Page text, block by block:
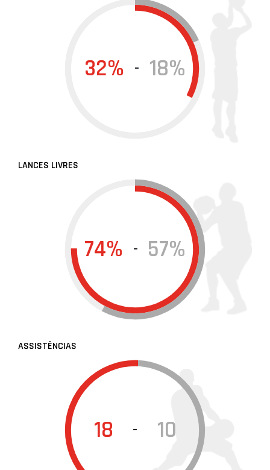
32% - 18%
LANCES LIVRES
74% - 57%
ASSISTÊNCIAS
18 - 10